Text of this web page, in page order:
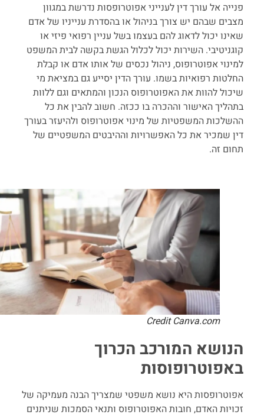
פנייה אל עורך דין לענייני אפוטרופסות נדרשת במגוון
מצבים שבהם יש צורך בניהול או בהסדרת ענייניו של אדם
שאינו יכול לדאוג להם בעצמו בשל עניין רפואי פיזי או
קוגניטיבי. השירות יכול לכלול הגשת בקשה לבית המשפט
למינוי אפוטרופוס, ניהול נכסים של אותו אדם או קבלת
החלטות רפואיות בשמו. עורך הדין יסייע גם במציאת מי
שיכול להוות את האפוטרופוס הנכון והמתאים וגם ללוות
בתהליך האישור וההכרה בו ככזה. חשוב להבין את כל
ההשלכות המשפטיות של מינוי אפוטרופוס ולהיעזר בעורך
דין שמכיר את כל האפשרויות וההיבטים המשפטיים של
תחום זה.
Credit Canva.com
הנושא המורכב הכרוך
באפוטרופוסות
אפוטרופסות היא נושא משפטי שמצריך הבנה מעמיקה של
זכויות האדם, חובות האפוטרופוס ותנאי הסמכות שניתנים